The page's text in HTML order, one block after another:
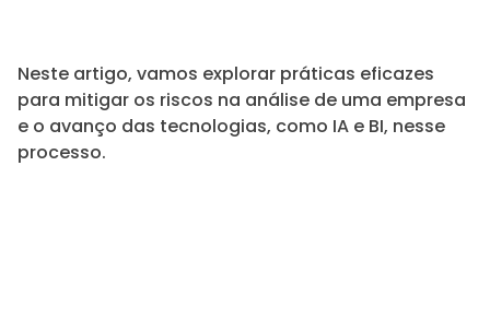
Neste artigo, vamos explorar práticas eficazes
para mitigar os riscos na análise de uma empresa
e o avanço das tecnologias, como IA e BI, nesse
processo.